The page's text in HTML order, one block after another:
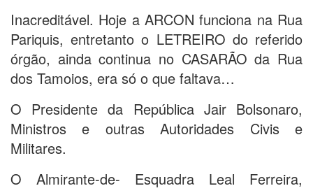
Inacreditável. Hoje a ARCON funciona na Rua
Pariquis, entretanto o LETREIRO do referido
órgão, ainda continua no CASARÃO da Rua
dos Tamoios, era só o que faltava…
O Presidente da República Jair Bolsonaro,
Ministros e outras Autoridades Civis e
Militares.
O Almirante-de- Esquadra Leal Ferreira,